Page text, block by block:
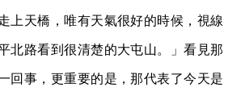
上天橋，唯有天氣很好的時候，視線
北路看到很清楚的大屯山。」看見那
回事，更重要的是，那代表了今天是